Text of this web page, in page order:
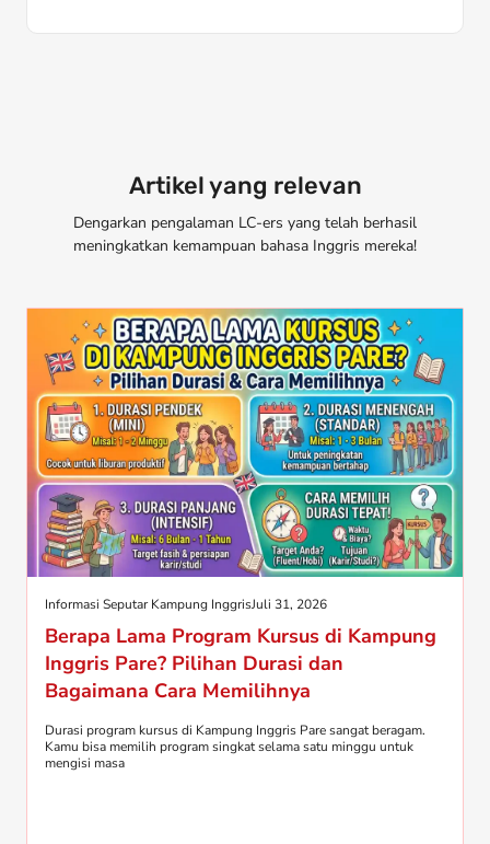
Artikel yang relevan
Dengarkan pengalaman LC-ers yang telah berhasil
meningkatkan kemampuan bahasa Inggris mereka!
Informasi Seputar Kampung InggrisJuli 31, 2026
Berapa Lama Program Kursus di Kampung
Inggris Pare? Pilihan Durasi dan
Bagaimana Cara Memilihnya
Durasi program kursus di Kampung Inggris Pare sangat beragam.
Kamu bisa memilih program singkat selama satu minggu untuk
mengisi masa